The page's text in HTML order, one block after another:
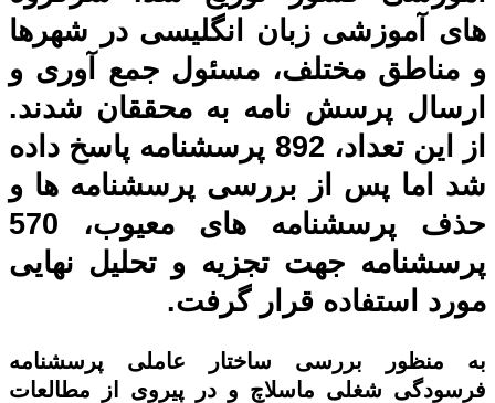
های آموزشی زبان انگلیسی در شهرها
و مناطق مختلف، مسئول جمع آوری و
ارسال پرسش نامه به محققان شدند.
از این تعداد، 892 پرسشنامه پاسخ داده
شد اما پس از بررسی پرسشنامه ها و
حذف پرسشنامه های معیوب، 570
پرسشنامه جهت تجزیه و تحلیل نهایی
مورد استفاده قرار گرفت.
به منظور بررسی ساختار عاملی پرسشنامه
فرسودگی شغلی ماسلاچ و در پیروی از مطالعات